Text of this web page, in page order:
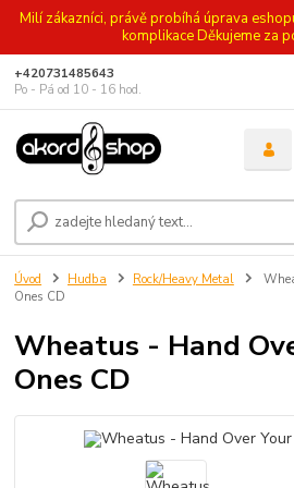
Milí zákazníci, právě probíhá úprava
komplikace Děkujeme za
+420731485643
Po - Pá od 10 - 16 hod.
Úvod Hudba Rock/Heavy Metal
Ones CD
Wheatus - Hand
Ones CD